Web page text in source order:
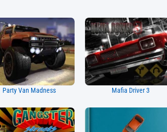
Party Van Madness Mafia Driver 3